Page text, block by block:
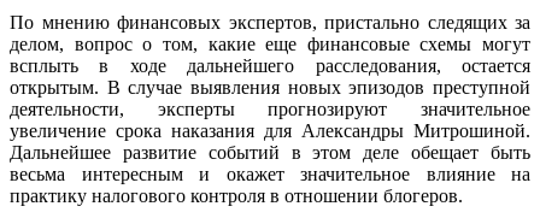
По мнению финансовых экспертов, пристально следящих за
делом, вопрос о том, какие еще финансовые схемы могут
всплыть в ходе дальнейшего расследования, остается
открытым. В случае выявления новых эпизодов преступной
деятельности, эксперты прогнозируют значительное
увеличение срока наказания для Александры Митрошиной.
Дальнейшее развитие событий в этом деле обещает быть
весьма интересным и окажет значительное влияние на
практику налогового контроля в отношении блогеров.